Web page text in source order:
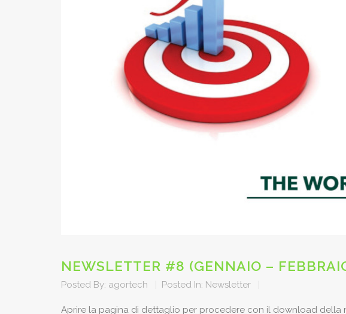
NEWSLETTER #8 (GENNAIO –
Posted By: agortech Posted In: Newsletter
Aprire la pagina di dettaglio per procedere con il download della